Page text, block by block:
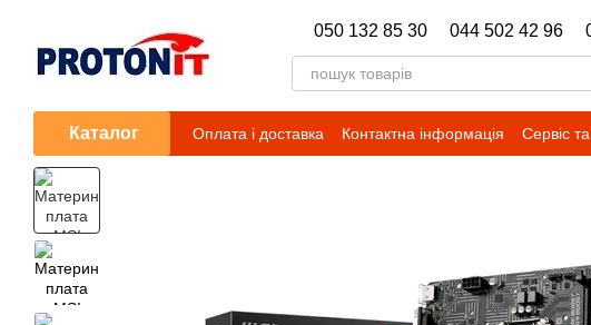
050 132 85 30 044 502 42 96
Каталог Оплата і доставка Контактна інформація Сервіс